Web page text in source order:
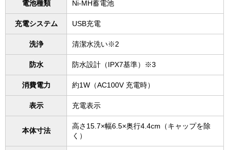
電池種類 Ni-MH蓄電池
充電システム USB充電
洗浄 清潔水洗い※2
防水 防水設計（IPX7基準）※3
消費電力 約1W（AC100V 充電時）
表示 充電表示
本体寸法
高さ15.7×幅6.5×奥行4.4cm（キャップを除
く）